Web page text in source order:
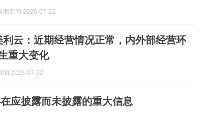
面新闻 2026-07-22
利云：近期经营情况正常，内外部经营环
重大变化
闻 2026-07-22
应披露而未披露的重大信息